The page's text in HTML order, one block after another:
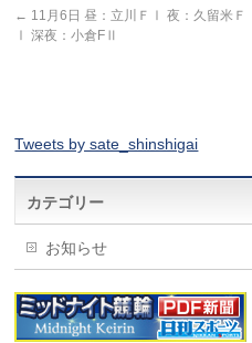
← 11月6日 昼：立川ＦⅠ 夜：久留米Ｆ
Ⅰ 深夜：小倉FⅡ
Tweets by sate_shinshigai
カテゴリー
お知らせ